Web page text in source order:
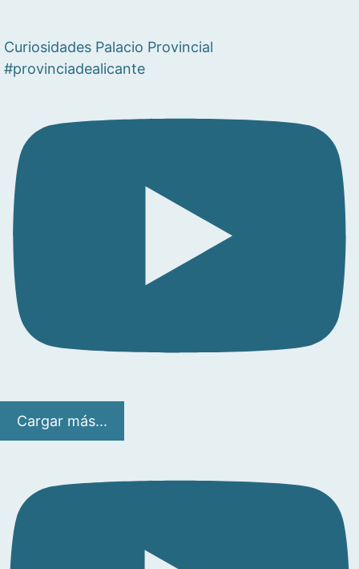
Curiosidades Palacio Provincial
#provinciadealicante
Cargar más...